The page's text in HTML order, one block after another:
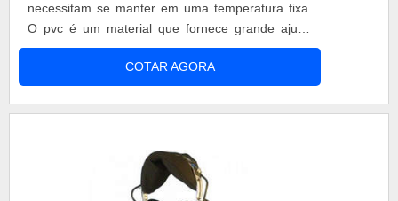
necessitam se manter em uma temperatura fixa.
O pvc é um material que fornece grande ajuda
nessa tarefa, pois evita a troca térmica, ao
mesmo tempo em que resiste à agentes químicos
e corrosivos, como ácidos, cetonas, entre outros.
COTAR AGORA